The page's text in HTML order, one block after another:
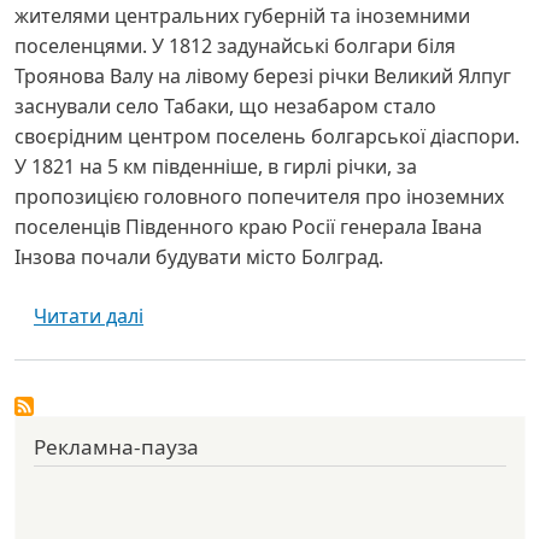
жителями центральних губерній та іноземними
поселенцями. У 1812 задунайські болгари біля
Троянова Валу на лівому березі річки Великий Ялпуг
заснували село Табаки, що незабаром стало
своєрідним центром поселень болгарської діаспори.
У 1821 на 5 км південніше, в гирлі річки, за
пропозицією головного попечителя про іноземних
поселенців Південного краю Росії генерала Івана
Інзова почали будувати місто Болград.
Читати далі
Рекламна-пауза